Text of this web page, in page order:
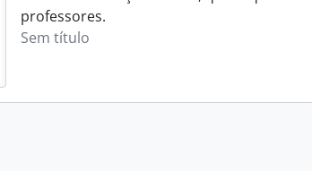
professores.
Sem título